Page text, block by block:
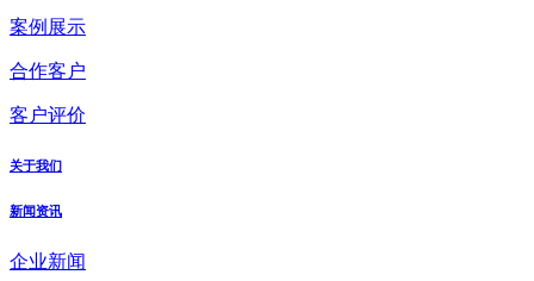
案例展示
合作客户
客户评价
关于我们
新闻资讯
企业新闻